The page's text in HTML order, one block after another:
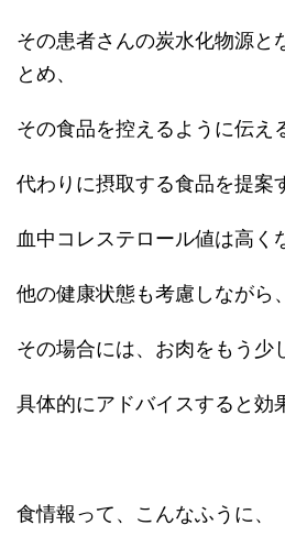
その患者さんの炭水化物源と
とめ、
その食品を控えるように伝え
代わりに摂取する食品を提案
血中コレステロール値は高く
他の健康状態も考慮しながら、
その場合には、お肉をもう少
具体的にアドバイスすると効
食情報って、こんなふうに、